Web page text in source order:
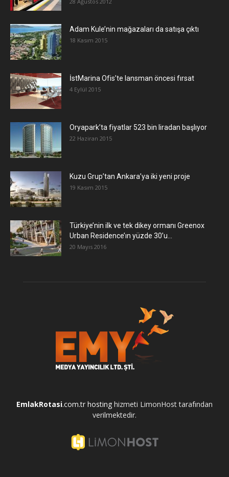
Adam Kule’nin mağazaları da satışa çıktı
18 Kasım 2015
İstMarina Ofis’te lansman öncesi fırsat
4 Eylül 2015
Oryapark’ta fiyatlar 523 bin liradan başlıyor
22 Haziran 2015
​Kuzu Grup’tan Ankara’ya iki yeni proje
19 Kasım 2015
Türkiye’nin ilk ve tek dikey ormanı Greenox
Urban Residence’ın yüzde 30’u...
20 Mayıs 2016
EmlakRotasi.com.tr hosting hizmeti LimonHost tarafından
verilmektedir.